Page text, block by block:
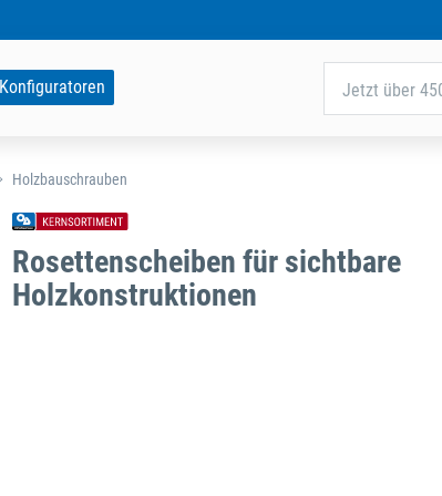
Konfiguratoren Jetzt über
Holzbauschrauben
Rosettenscheiben für sichtbare
Holzkonstruktionen